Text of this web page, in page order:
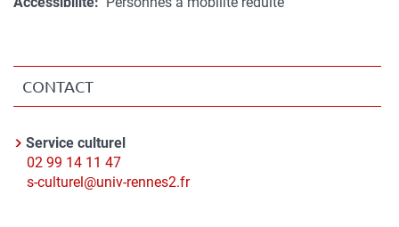
CONTACT
Nom
du
Service culturel
Téléphone
02 99 14 11 47
Courriel
s-culturel@univ-rennes2.fr